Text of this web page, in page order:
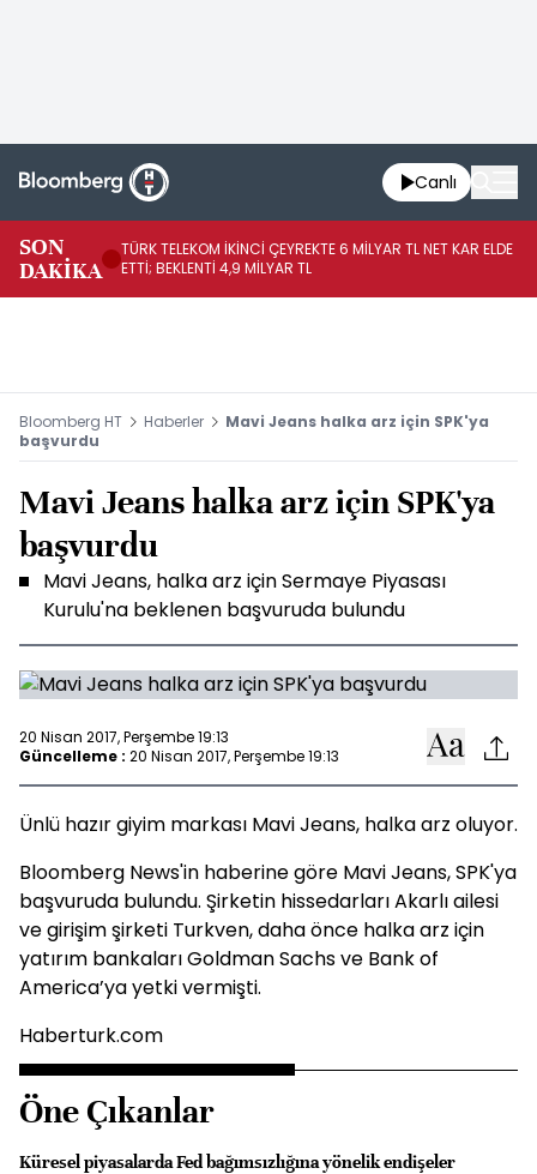
Canlı
SON
DAKİKA
TÜRK TELEKOM İKİNCİ ÇEYREKTE 6 MİLYAR TL NET KAR ELDE
ETTİ; BEKLENTİ 4,9 MİLYAR TL
Bloomberg HT Haberler
Mavi Jeans halka arz için SPK'ya
başvurdu
Mavi Jeans halka arz için SPK'ya
başvurdu
Mavi Jeans, halka arz için Sermaye Piyasası
Kurulu'na beklenen başvuruda bulundu
20 Nisan 2017, Perşembe 19:13
Güncelleme : 20 Nisan 2017, Perşembe 19:13
Ünlü hazır giyim markası Mavi Jeans, halka arz oluyor.
Bloomberg News'in haberine göre Mavi Jeans, SPK'ya
başvuruda bulundu. Şirketin hissedarları Akarlı ailesi
ve girişim şirketi Turkven, daha önce halka arz için
yatırım bankaları Goldman Sachs ve Bank of
America’ya yetki vermişti.
Haberturk.com
Öne Çıkanlar
Küresel piyasalarda Fed bağımsızlığına yönelik endişeler